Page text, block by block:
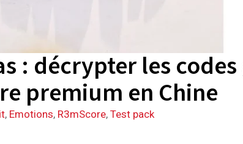
: décrypter les
premium en Chine
, Emotions, R3mScore,Test pack